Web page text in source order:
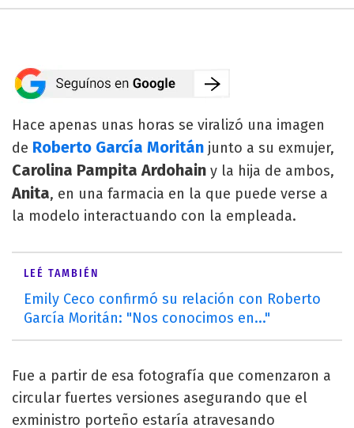
Hace apenas unas horas se viralizó una imagen
de Roberto García Moritán junto a su exmujer,
Carolina Pampita Ardohain y la hija de ambos,
Anita, en una farmacia en la que puede verse a
la modelo interactuando con la empleada.
LEÉ TAMBIÉN
Emily Ceco confirmó su relación con Roberto
García Moritán: "Nos conocimos en..."
Fue a partir de esa fotografía que comenzaron a
circular fuertes versiones asegurando que el
exministro porteño estaría atravesando